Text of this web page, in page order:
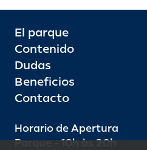
El parque
Contenido
Dudas
Beneficios
Contacto
Horario de Apertura
Parque - 10h às 20h